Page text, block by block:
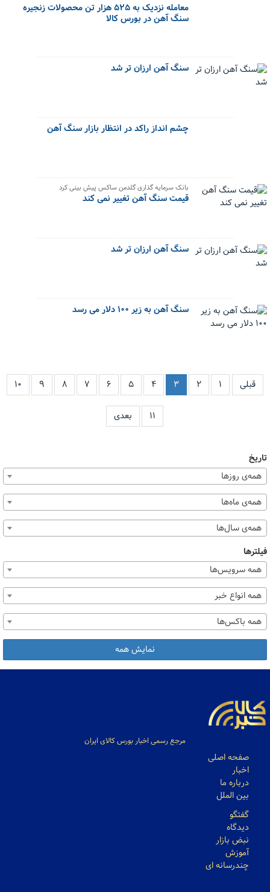
معامله نزدیک به ۵۲۵ هزار تن محصولات زنجیره
سنگ آهن در بورس کالا
سنگ آهن ارزان تر شد
چشم انداز راکد در انتظار بازار سنگ آهن
بانک سرمایه گذاری گلدمن ساکس پیش بینی کرد
قیمت سنگ آهن تغییر نمی کند
سنگ آهن ارزان تر شد
سنگ آهن به زیر ۱۰۰ دلار می رسد
قبلی ۱ ۲ ۳ ۴ ۵ ۶ ۷ ۸ ۹ ۱۰
۱۱ بعدی
تاریخ
همه‌ی روزها
همه‌ی ماه‌ها
همه‌ی سال‌ها
فیلترها
همه سرویس‌ها
همه انواع خبر
همه باکس‌ها
نمایش همه
مرجع رسمی اخبار بورس کالای ایران
صفحه اصلی
اخبار
درباره ما
بین الملل
گفتگو
دیدگاه
نبض بازار
آموزش
چندرسانه ای